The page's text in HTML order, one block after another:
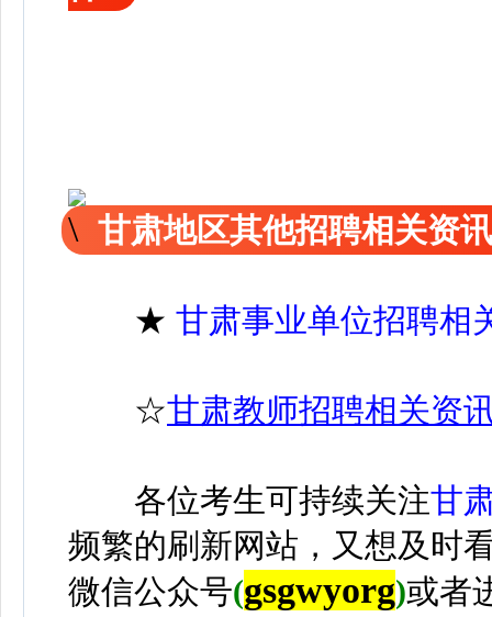
甘肃地区其他招聘相关资
★ 甘肃事业单位招聘相
☆甘肃教师招聘相关资
各位考生可持续关注甘
频繁的刷新网站，又想及时
微信公众号(gsgwyorg)或者